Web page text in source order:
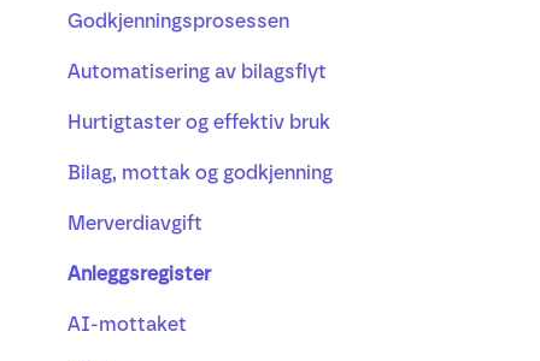
Lønn
Busy timeregistrering
Godkjenningsprosessen
Automatisering av bilagsflyt
Hurtigtaster og effektiv bruk
Bilag, mottak og godkjenning
Merverdiavgift
Anleggsregister
AI-mottaket